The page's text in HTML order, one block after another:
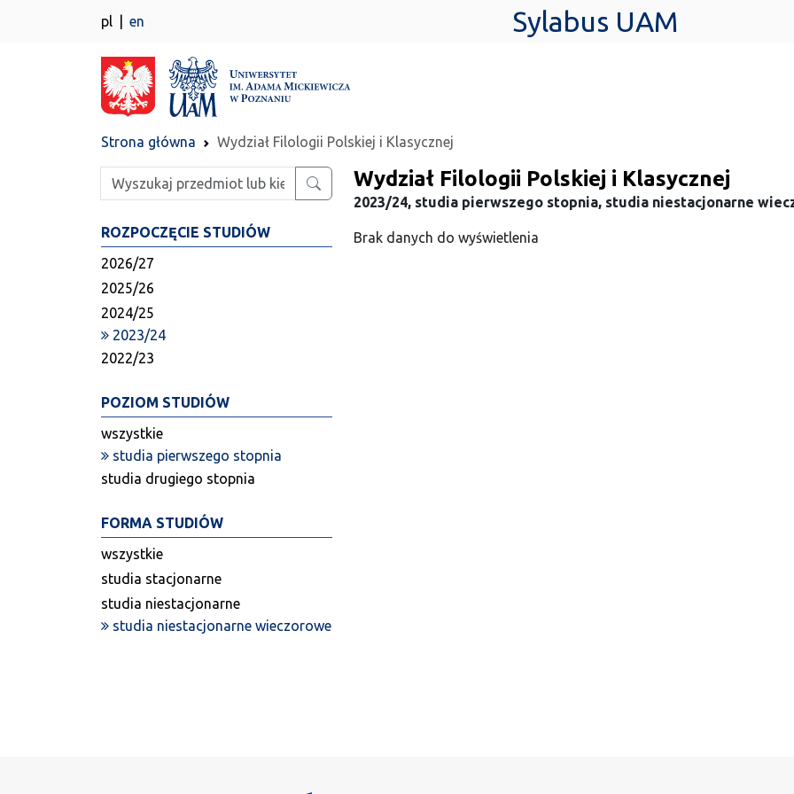
pl en Sylabus UAM
Strona główna Wydział Filologii Polskiej i Klasycznej
Wpisz szukaną frazę
ROZPOCZĘCIE STUDIÓW
2026/27
2025/26
2024/25
2023/24
2022/23
POZIOM STUDIÓW
wszystkie
studia pierwszego stopnia
studia drugiego stopnia
FORMA STUDIÓW
wszystkie
studia stacjonarne
studia niestacjonarne
studia niestacjonarne wieczorowe
Wydział Filologii Polskiej i Klasycznej
2023/24, studia pierwszego stopnia, studia niestacjonarne
Brak danych do wyświetlenia